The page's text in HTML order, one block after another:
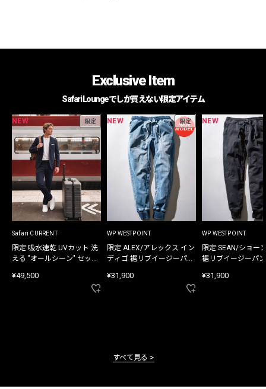
Exclusive Item
Safari Loungeでしか買えない限定アイテム
NEW 限定
Safari CURRENT
限定 吸水速乾 UVカット 洗
える "オールシーン" セット
¥49,500
NEW 限定
WP WESTPOINT
限定 ALEX/アレックス イン
ディゴ 裾リブイージーパン
¥31,900
NEW
WP WESTPOINT
限定 SEAN/ショー
裾リブイージーパ
¥31,900
すべて見る